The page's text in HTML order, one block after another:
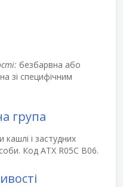
безбарвна або
зі специфічним
група
і застудних
Код АТХ R05С В06.